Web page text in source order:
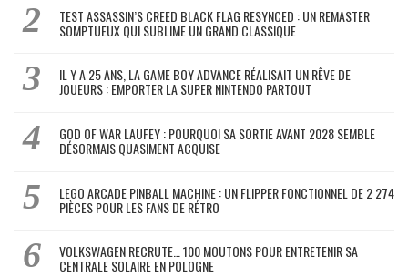
TEST ASSASSIN’S CREED BLACK FLAG RESYNCED : UN REMASTER
SOMPTUEUX QUI SUBLIME UN GRAND CLASSIQUE
IL Y A 25 ANS, LA GAME BOY ADVANCE RÉALISAIT UN RÊVE DE
JOUEURS : EMPORTER LA SUPER NINTENDO PARTOUT
GOD OF WAR LAUFEY : POURQUOI SA SORTIE AVANT 2028 SEMBLE
DÉSORMAIS QUASIMENT ACQUISE
LEGO ARCADE PINBALL MACHINE : UN FLIPPER FONCTIONNEL DE 2 274
PIÈCES POUR LES FANS DE RÉTRO
VOLKSWAGEN RECRUTE… 100 MOUTONS POUR ENTRETENIR SA
CENTRALE SOLAIRE EN POLOGNE